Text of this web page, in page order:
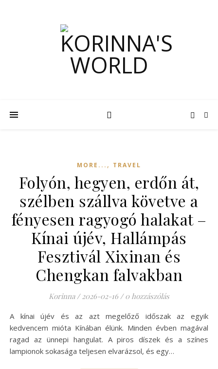
MORE... , TRAVEL
Folyón, hegyen, erdőn át,
szélben szállva követve a
fényesen ragyogó halakat –
Kínai újév, Hallámpás
Fesztivál Xixinan és
Chengkan falvakban
Korinna / 2026-02-16 / 0 hozzászólás
A kínai újév és az azt megelőző időszak az egyik
kedvencem mióta Kínában élünk. Minden évben magával
ragad az ünnepi hangulat. A piros díszek és a színes
lampionok sokasága teljesen elvarázsol, és egy…